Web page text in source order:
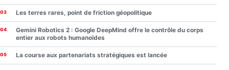
Les terres rares, point de friction géopolitique
Gemini Robotics 2 : Google DeepMind offre le contrôle du corps
entier aux robots humanoïdes
La course aux partenariats stratégiques est lancée